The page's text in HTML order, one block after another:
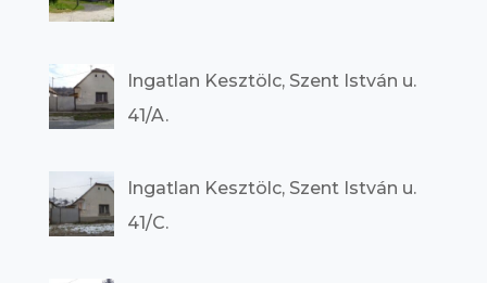
Ingatlan Kesztölc, Szent István u.
41/A.
Ingatlan Kesztölc, Szent István u.
41/C.